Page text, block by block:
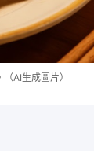
AI生成圖片）